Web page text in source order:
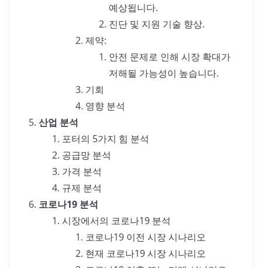
예상됩니다.
진단 및 지원 기술 향상.
제약:
안전 문제로 인해 시장 확대가
저해될 가능성이 높습니다.
기회
영향 분석
산업 분석
포터의 5가지 힘 분석
공급망 분석
가격 분석
규제 분석
코로나19 분석
시장에서의 코로나19 분석
코로나19 이전 시장 시나리오
현재 코로나19 시장 시나리오